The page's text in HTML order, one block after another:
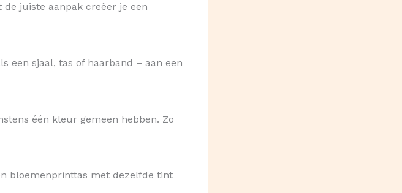
juiste aanpak creëer je een
een sjaal, tas of haarband – aan een
één kleur gemeen hebben. Zo
bloemenprinttas met dezelfde tint